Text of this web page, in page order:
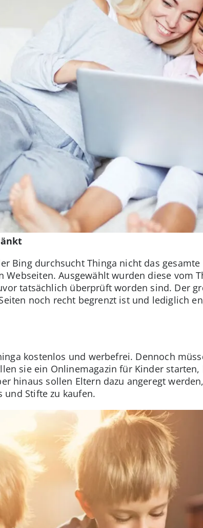
Bing durchsucht Thinga nicht das
Ausgewählt wurden diese vom
tatsächlich überprüft worden sind. Der
noch recht begrenzt ist und lediglich
kostenlos und werbefrei. Dennoch
sie ein Onlinemagazin für Kinder
hinaus sollen Eltern dazu angeregt
und Stifte zu kaufen.